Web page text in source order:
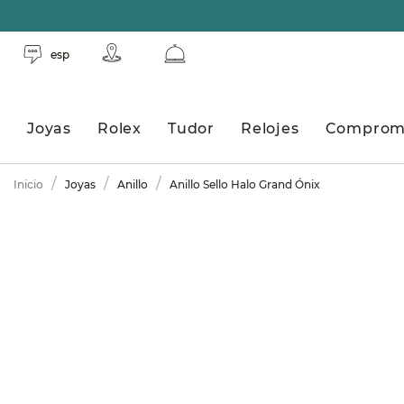
esp
Joyas Rolex Tudor Relojes
Inicio Joyas Anillo Anillo Sello Halo Grand Ónix